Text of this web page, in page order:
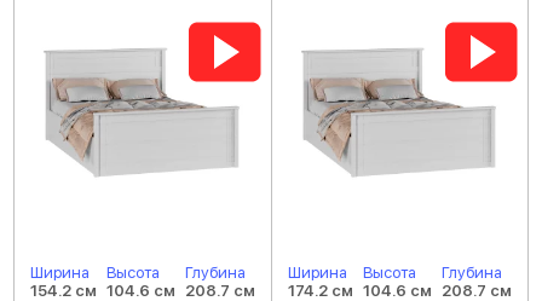
Ширина
154.2 см
Высота
104.6 см
Глубина
208.7 см
Ширина
174.2 см
Высота
104.6 см
Глубина
208.7 см